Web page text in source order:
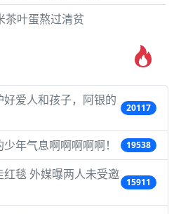
茶叶蛋熬过清贫
爱人和孩子，阿银的
20117
年气息啊啊啊啊啊！ 19538
毯 外媒曝两人未受邀
15911